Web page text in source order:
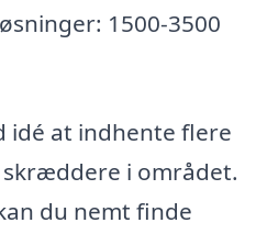
1500-3500
idé at indhente flere
i området.
du nemt finde